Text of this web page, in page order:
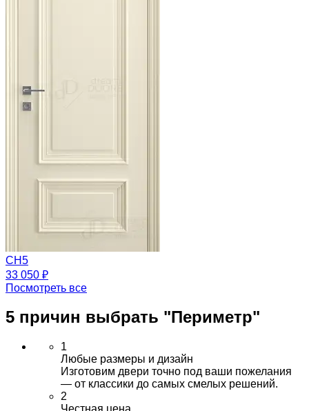
CH5
33 050 ₽
Посмотреть все
5 причин выбрать "Периметр"
1
Любые размеры и дизайн
Изготовим двери точно под ваши пожелания
— от классики до самых смелых решений.
2